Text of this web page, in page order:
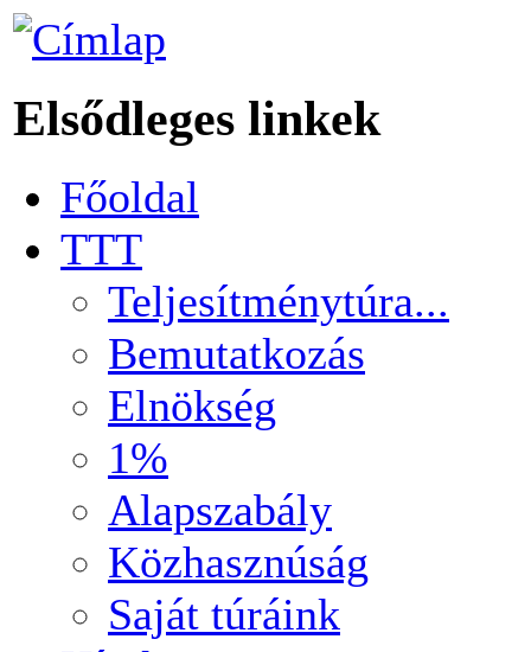
Elsődleges linkek
Főoldal
TTT
Teljesítménytúra...
Bemutatkozás
Elnökség
1%
Alapszabály
Közhasznúság
Saját túráink